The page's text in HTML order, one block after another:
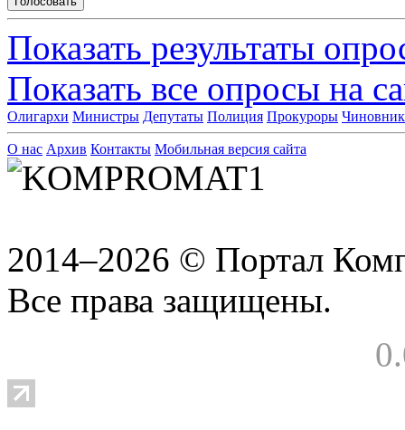
Показать результаты
Показать все опросы на
Олигархи Министры Депутаты Полиция Прокуроры
О нас Архив Контакты Мобильная версия сайта
2014–2026 © Портал
Все права защищены.